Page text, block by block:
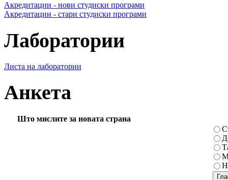
Акредитации - нови студиски програми
Акредитации - стари студиски програми
Лаборатории
Листа на лаборатории
Анкета
Што мислите за новата страна